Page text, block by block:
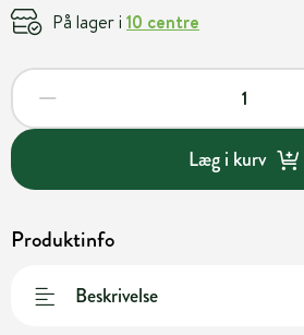
På lager i 10 centre
Læg i kurv
Produktinfo
Beskrivelse